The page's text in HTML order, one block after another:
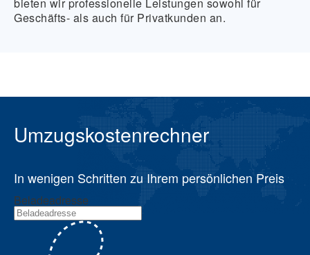
Geschäfts- als auch für Privatkunden an.
Umzugskostenrechner
In wenigen Schritten zu Ihrem persönlichen Preis
Beladeadresse